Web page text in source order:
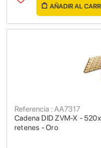
AÑADIR AL
Cadena DID ZVM-X -
retenes - Oro
Referencia : AA7317